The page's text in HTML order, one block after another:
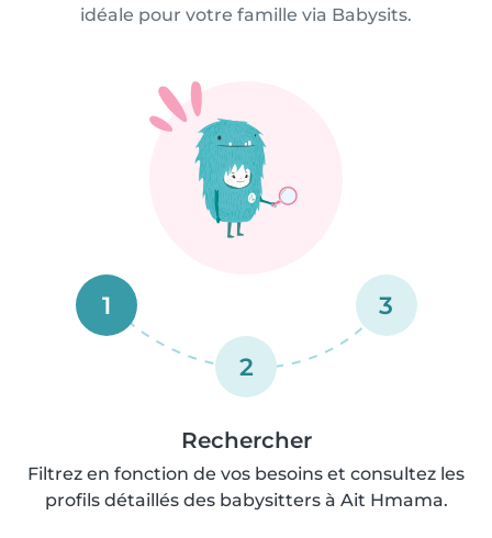
idéale pour votre famille via Babysits.
1
2
3
Rechercher
Filtrez en fonction de vos besoins et consultez les
profils détaillés des babysitters à Ait Hmama.